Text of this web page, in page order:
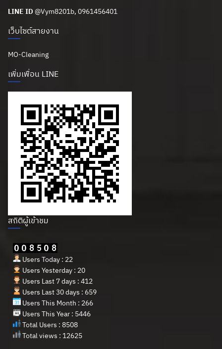
LINE ID @Vym8201b, 0961456401
เว็บไซต์สายงาน
MO-Cleaning
เพิ่มเพื่อน LINE
สถิติผู้เข้าชม
Users Today : 22
Users Yesterday : 20
Users Last 7 days : 412
Users Last 30 days : 659
Users This Month : 266
Users This Year : 5446
Total Users : 8508
Total views : 12625